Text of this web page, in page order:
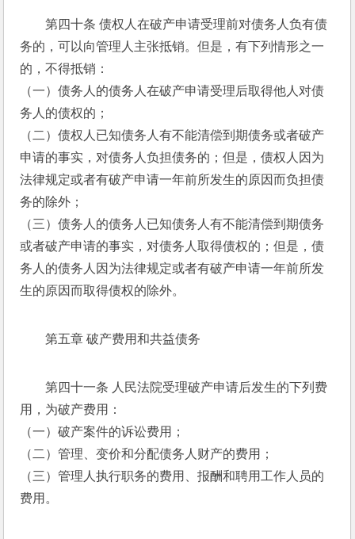
第四十条 债权人在破产申请受理前对债务人负有债
务的，可以向管理人主张抵销。但是，有下列情形之一
的，不得抵销：
（一）债务人的债务人在破产申请受理后取得他人对债
务人的债权的；
（二）债权人已知债务人有不能清偿到期债务或者破产
申请的事实，对债务人负担债务的；但是，债权人因为
法律规定或者有破产申请一年前所发生的原因而负担债
务的除外；
（三）债务人的债务人已知债务人有不能清偿到期债务
或者破产申请的事实，对债务人取得债权的；但是，债
务人的债务人因为法律规定或者有破产申请一年前所发
生的原因而取得债权的除外。
第五章 破产费用和共益债务
第四十一条 人民法院受理破产申请后发生的下列费
用，为破产费用：
（一）破产案件的诉讼费用；
（二）管理、变价和分配债务人财产的费用；
（三）管理人执行职务的费用、报酬和聘用工作人员的
费用。